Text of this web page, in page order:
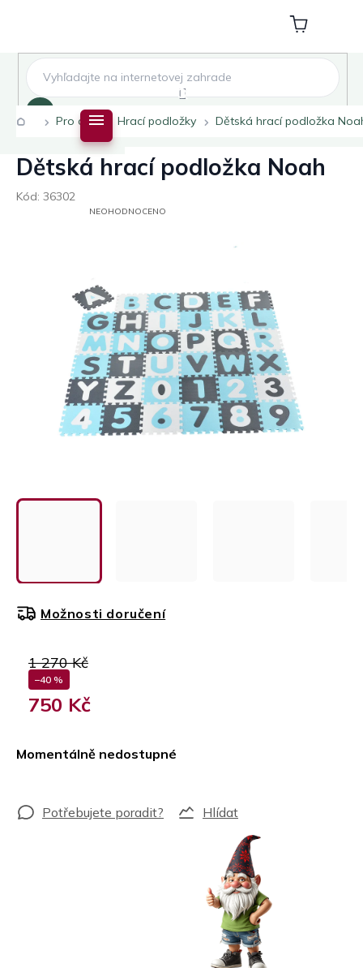
Nákupní
košík
DomůPro děti Hrací podložky Dětská hrací podložka
Dětská hrací podložka Noah
Kód: 36302
PRŮMĚRNÉ
HVĚZDIČEK.
NEOHODNOCENO
1 270 Kč
–40 %
750 Kč
Momentálně nedostupné
Možnosti doručení
Hlídat